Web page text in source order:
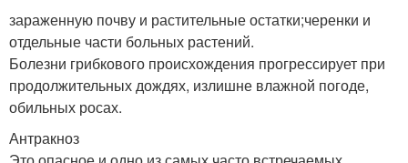
зараженную почву и растительные остатки;черенки и
отдельные части больных растений.
Болезни грибкового происхождения прогрессирует при
продолжительных дождях, излишне влажной погоде,
обильных росах.
Антракноз